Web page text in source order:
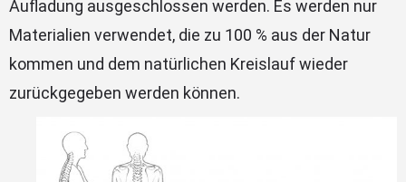
Aufladung ausgeschlossen werden. Es werden nur
Materialien verwendet, die zu 100 % aus der Natur
kommen und dem natürlichen Kreislauf wieder
zurückgegeben werden können.